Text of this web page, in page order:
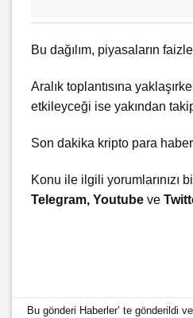
Bu dağılım, piyasaların
Aralık toplantısına
etkileyceği ise yakından
Son dakika kripto para
Konu ile ilgili yorumlarınızı
Telegram, Youtube ve
Bu gönderi Haberler’ te gönderildi ve